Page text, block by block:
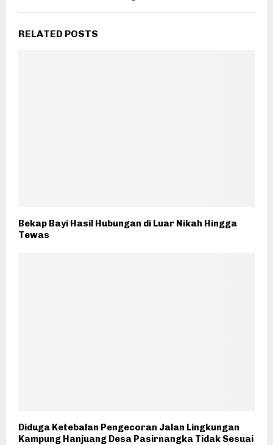
RELATED POSTS
Bekap Bayi Hasil Hubungan di Luar Nikah Hingga
Tewas
Diduga Ketebalan Pengecoran Jalan Lingkungan
Kampung Hanjuang Desa Pasirnangka Tidak Sesuai